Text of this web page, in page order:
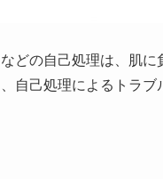
どの自己処理は、肌に
自己処理によるトラブ